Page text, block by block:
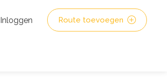
Inloggen Route toevoegen